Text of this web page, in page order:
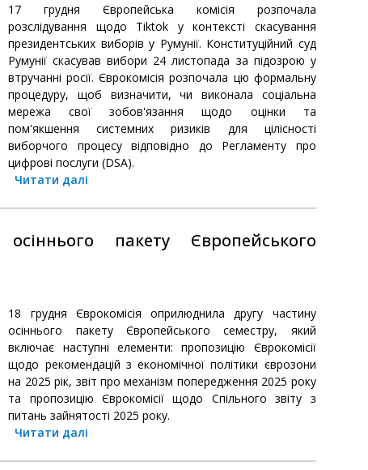
17 грудня Європейська комісія розпочала
розслідування щодо Tiktok у контексті скасування
президентських виборів у Румунії. Конституційний суд
Румунії скасував вибори 24 листопада за підозрою у
втручанні росії. Єврокомісія розпочала цю формальну
процедуру, щоб визначити, чи виконала соціальна
мережа свої зобов'язання щодо оцінки та
пом'якшення системних ризиків для цілісності
виборчого процесу відповідно до Регламенту про
цифрові послуги (DSA).
Читати далі
пакету Європейського
18 грудня Єврокомісія оприлюднила другу частину
осіннього пакету Європейського семестру, який
включає наступні елементи: пропозицію Єврокомісії
щодо рекомендацій з економічної політики єврозони
на 2025 рік, звіт про механізм попередження 2025 року
та пропозицію Єврокомісії щодо Спільного звіту з
питань зайнятості 2025 року.
Читати далі